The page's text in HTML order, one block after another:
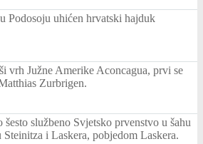
Podosoju uhićen hrvatski hajduk
vrh Južne Amerike Aconcagua, prvi se
Zurbrigen.
šesto službeno Svjetsko prvenstvo u šahu
Steinitza i Laskera, pobjedom Laskera.